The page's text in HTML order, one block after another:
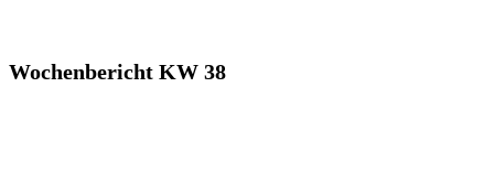
Wochenbericht KW 38